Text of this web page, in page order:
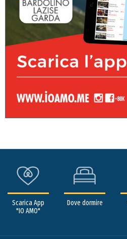
Scarica App
"IO AMO"
Dove dormire